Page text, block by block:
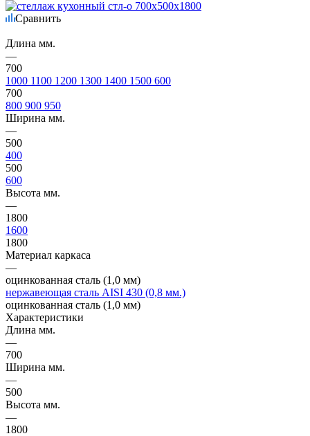
Сравнить
Длина мм.
—
700
1000 1100 1200 1300 1400 1500 600
700
800 900 950
Ширина мм.
—
500
400
500
600
Высота мм.
—
1800
1600
1800
Материал каркаса
—
оцинкованная сталь (1,0 мм)
нержавеющая сталь AISI 430 (0,8 мм.)
оцинкованная сталь (1,0 мм)
Характеристики
Длина мм.
—
700
Ширина мм.
—
500
Высота мм.
—
1800